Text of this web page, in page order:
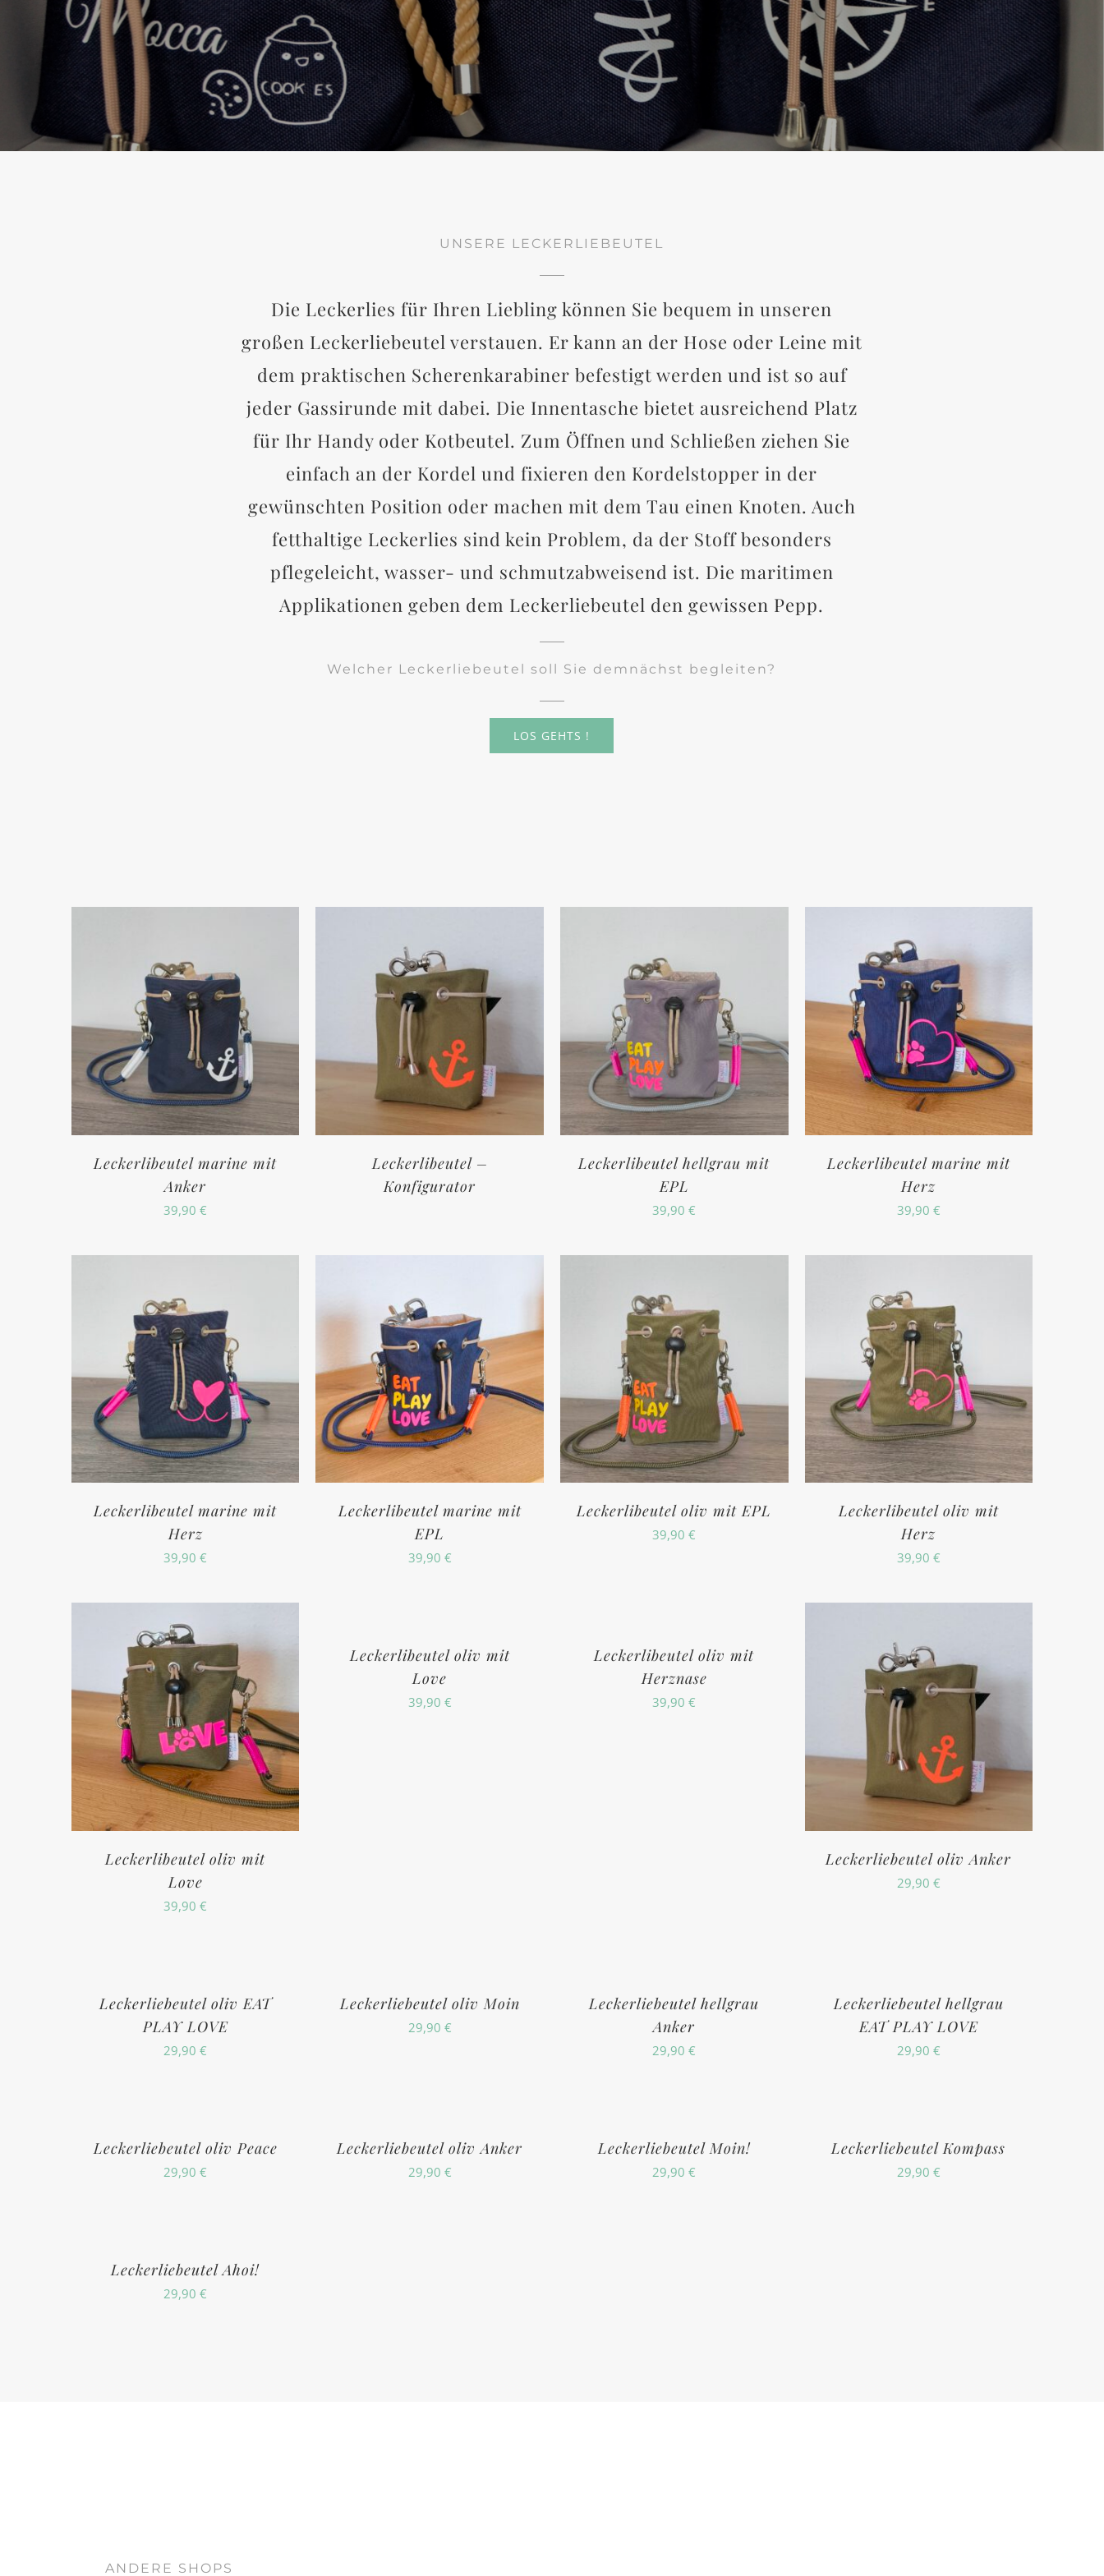
UNSERE LECKERLIEBEUTEL
Die Leckerlies für Ihren Liebling können Sie bequem in unseren
großen Leckerliebeutel verstauen. Er kann an der Hose oder Leine mit
dem praktischen Scherenkarabiner befestigt werden und ist so auf
jeder Gassirunde mit dabei. Die Innentasche bietet ausreichend Platz
für Ihr Handy oder Kotbeutel. Zum Öffnen und Schließen ziehen Sie
einfach an der Kordel und fixieren den Kordelstopper in der
gewünschten Position oder machen mit dem Tau einen Knoten. Auch
fetthaltige Leckerlies sind kein Problem, da der Stoff besonders
pflegeleicht, wasser- und schmutzabweisend ist. Die maritimen
Applikationen geben dem Leckerliebeutel den gewissen Pepp.
Welcher Leckerliebeutel soll Sie demnächst begleiten?
LOS GEHTS !
Leckerlibeutel marine mit
Anker
39,90€
Leckerlibeutel –
Konfigurator
Leckerlibeutel hellgrau mit
EPL
39,90€
Leckerlibeutel marine mit
Herz
39,90 €
Leckerlibeutel marine mit
Herz
39,90€
Leckerlibeutel marine mit
EPL
39,90 €
Leckerlibeutel oliv mit EPL
39,90€
Leckerlibeutel oliv mit
Herz
39,90 €
Leckerlibeutel oliv mit
Love
39,90€
Leckerlibeutel oliv mit
Love
39,90 €
Leckerlibeutel oliv mit
Herznase
39,90€
Leckerliebeutel oliv Anker
29,90 €
Leckerliebeutel oliv EAT
PLAY LOVE
29,90€
Leckerliebeutel oliv Moin
29,90 €
Leckerliebeutel hellgrau
Anker
29,90€
Leckerliebeutel hellgrau
EAT PLAY LOVE
29,90 €
Leckerliebeutel oliv Peace
29,90€
Leckerliebeutel oliv Anker
29,90 €
Leckerliebeutel Moin!
29,90€
Leckerliebeutel Kompass
29,90 €
Leckerliebeutel Ahoi!
29,90€
ANDERE SHOPS